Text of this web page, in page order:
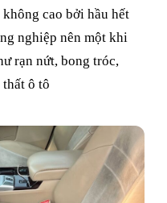
cao bởi hầu hết
nghiệp nên một khi
rạn nứt, bong tróc,
ô tô